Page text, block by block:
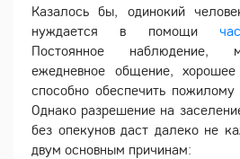
Казалось бы, одинокий
нуждается в помощи
Постоянное наблюдение,
ежедневное общение,
способно обеспечить пожилому
Однако разрешение на
без опекунов даст далеко не
двум основным причинам: